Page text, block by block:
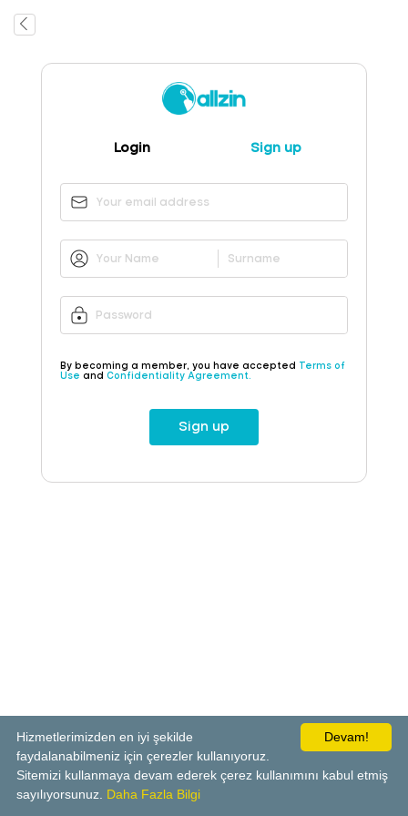
Login Sign up
By becoming a member, you have accepted Terms of
Use and Confidentiality Agreement.
Sign up
Devam!
Hizmetlerimizden en iyi şekilde
faydalanabilmeniz için çerezler kullanıyoruz.
Sitemizi kullanmaya devam ederek çerez kullanımını kabul etmiş
sayılıyorsunuz. Daha Fazla Bilgi